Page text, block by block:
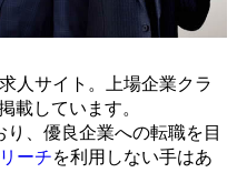
人サイト。上場企業クラ
載しています。
、優良企業への転職を目
ーチを利用しない手はあ